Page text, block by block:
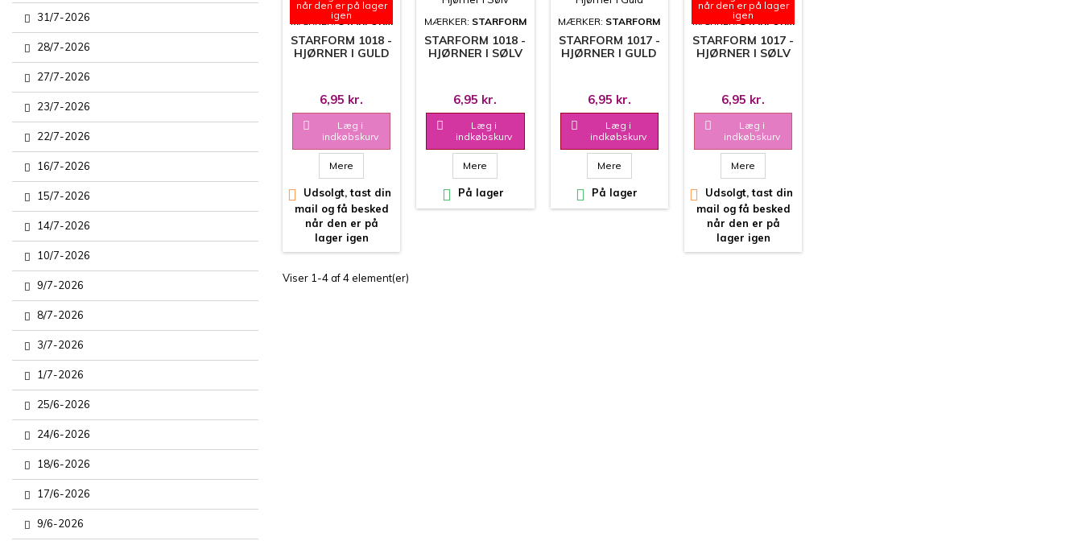
31/7-2026
28/7-2026
27/7-2026
23/7-2026
22/7-2026
16/7-2026
15/7-2026
14/7-2026
10/7-2026
9/7-2026
8/7-2026
3/7-2026
1/7-2026
25/6-2026
24/6-2026
18/6-2026
17/6-2026
9/6-2026
når den er på lager
igen
MÆRKER:STARFORM
STARFORM 1018 -
HJØRNER I GULD
6,95 kr.

Læg i
indkøbskurv
Mere

Udsolgt, tast din
mail og få besked
når den er på
lager igen
MÆRKER: STARFORM
STARFORM 1018 -
HJØRNER I SØLV
6,95 kr.

Læg i
indkøbskurv
Mere
 På lager
MÆRKER: STARFORM
STARFORM 1017 -
HJØRNER I GULD
6,95 kr.

Læg i
indkøbskurv
Mere
 På lager
når den er på lager
igen
MÆRKER:STARFORM
STARFORM 1017 -
HJØRNER I SØLV
6,95 kr.

Læg i
indkøbskurv
Mere

Udsolgt, tast din
mail og få besked
når den er på
lager igen
Viser 1-4 af 4 element(er)